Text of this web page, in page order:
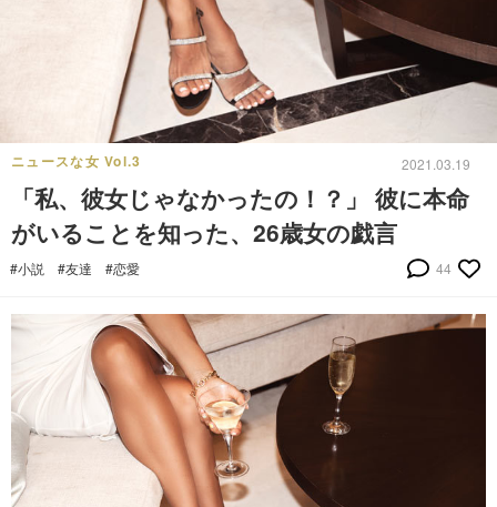
ニュースな女 Vol.3 2021.03.19
「私、彼女じゃなかったの！？」 彼に本命
がいることを知った、26歳女の戯言
#小説 #友達 #恋愛 44